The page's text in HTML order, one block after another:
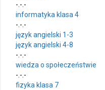
-.-.-
informatyka klasa 4
-.-.-
język angielski 1-3
język angielski 4-8
-.-.-
wiedza o społeczeństwie
-.-.-
fizyka klasa 7